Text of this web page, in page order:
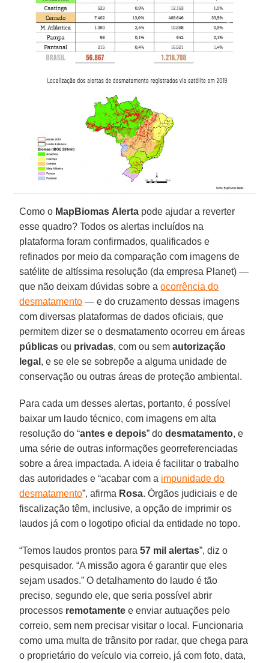
Como o MapBiomas Alerta pode ajudar a reverter
esse quadro? Todos os alertas incluídos na
plataforma foram confirmados, qualificados e
refinados por meio da comparação com imagens de
satélite de altíssima resolução (da empresa Planet) —
que não deixam dúvidas sobre aocorrência do
desmatamento — e do cruzamento dessas imagens
com diversas plataformas de dados oficiais, que
permitem dizer se o desmatamento ocorreu em áreas
públicas ou privadas, com ou semautorização
legal , e se ele se sobrepõe a alguma unidade de
conservação ou outras áreas de proteção ambiental.
Para cada um desses alertas, portanto, é possível
baixar um laudo técnico, com imagens em alta
resolução do “antes e depois” dodesmatamento, e
uma série de outras informações georreferenciadas
sobre a área impactada. A ideia é facilitar o trabalho
das autoridades e “acabar com a impunidade do
desmatamento”, afirma Rosa. Órgãos judiciais e de
fiscalização têm, inclusive, a opção de imprimir os
laudos já com o logotipo oficial da entidade no topo.
“Temos laudos prontos para57 mil alertas”, diz o
pesquisador. “A missão agora é garantir que eles
sejam usados.” O detalhamento do laudo é tão
preciso, segundo ele, que seria possível abrir
processos remotamente e enviar autuações pelo
correio, sem nem precisar visitar o local. Funcionaria
como uma multa de trânsito por radar, que chega para
o proprietário do veículo via correio, já com foto, data,